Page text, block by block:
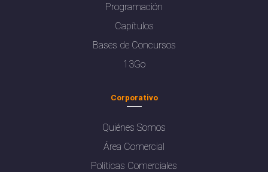
Programación
Capítulos
Bases de Concursos
13Go
Corporativo
Quiénes Somos
Área Comercial
Políticas Comerciales